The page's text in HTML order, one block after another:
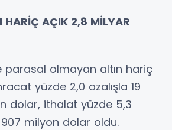
HARİÇ AÇIK 2,8 MİLYAR
parasal olmayan altın hariç
yüzde 2,0 azalışla 19
dolar, ithalat yüzde 5,3
907 milyon dolar oldu.